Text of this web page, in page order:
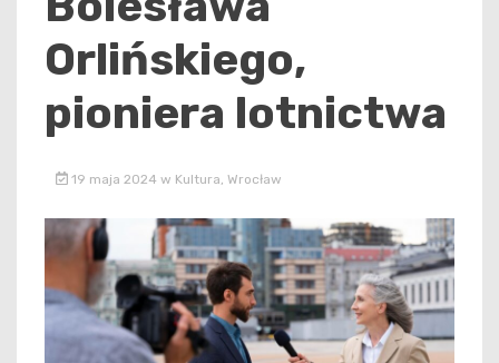
Orlińskiego,
pioniera lotnictwa
19 maja 2024 w Kultura Wrocław